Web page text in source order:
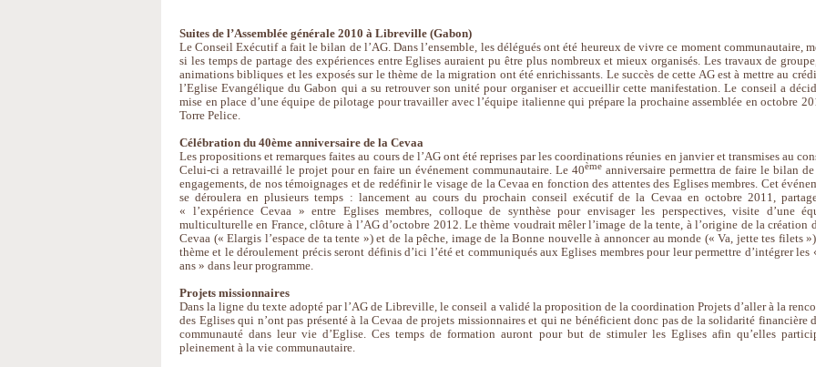
Suites de l’Assemblée générale 2010 à Libreville (Gabon)
Le Conseil Exécutif a fait le bilan de l’AG. Dans l’ensemble, les délégués ont été heureux de vivre ce moment communautaire,
si les temps de partage des expériences entre Eglises auraient pu être plus nombreux et mieux organisés. Les travaux de
animations bibliques et les exposés sur le thème de la migration ont été enrichissants. Le succès de cette AG est à mettre au
l’Eglise Evangélique du Gabon qui a su retrouver son unité pour organiser et accueillir cette manifestation. Le conseil a
mise en place d’une équipe de pilotage pour travailler avec l’équipe italienne qui prépare la prochaine assemblée en octobre
Torre Pelice.
Célébration du 40ème anniversaire de la Cevaa
Les propositions et remarques faites au cours de l’AG ont été reprises par les coordinations réunies en janvier et transmises au
Celui-ci a retravaillé le projet pour en faire un événement communautaire. Le 40ème anniversaire permettra de faire le bilan
engagements, de nos témoignages et de redéfinir le visage de la Cevaa en fonction des attentes des Eglises membres. Cet
se déroulera en plusieurs temps : lancement au cours du prochain conseil exécutif de la Cevaa en octobre 2011,
« l’expérience Cevaa » entre Eglises membres, colloque de synthèse pour envisager les perspectives, visite d’une
multiculturelle en France, clôture à l’AG d’octobre 2012. Le thème voudrait mêler l’image de la tente, à l’origine de la création
Cevaa (« Elargis l’espace de ta tente ») et de la pêche, image de la Bonne nouvelle à annoncer au monde (« Va, jette tes filets
thème et le déroulement précis seront définis d’ici l’été et communiqués aux Eglises membres pour leur permettre d’intégrer les
ans » dans leur programme.
Projets missionnaires
Dans la ligne du texte adopté par l’AG de Libreville, le conseil a validé la proposition de la coordination Projets d’aller à la
des Eglises qui n’ont pas présenté à la Cevaa de projets missionnaires et qui ne bénéficient donc pas de la solidarité financière
communauté dans leur vie d’Eglise. Ces temps de formation auront pour but de stimuler les Eglises afin qu’elles
pleinement à la vie communautaire.